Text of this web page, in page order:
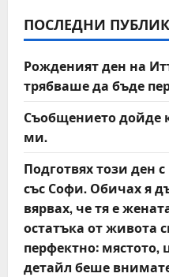
v
i
g
a
t
i
o
n
ПОСЛЕДНИ
Рожденият ден на
трябваше да бъде
Съобщението дойде
ми.
Подготвях този ден
със Софи. Обичах я
вярвах, че тя е
остатъка от живота
перфектно: мястото,
детайл беше